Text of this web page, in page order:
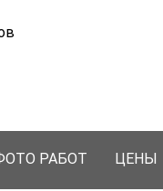
РАБОТ ЦЕНЫ